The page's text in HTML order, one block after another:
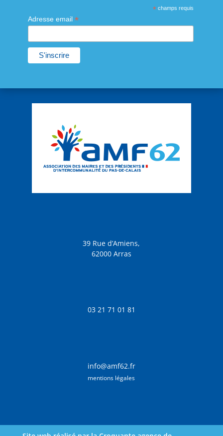
* champs requis
Adresse email *
39 Rue d’Amiens,
62000 Arras
03 21 71 01 81
info@amf62.fr
mentions légales